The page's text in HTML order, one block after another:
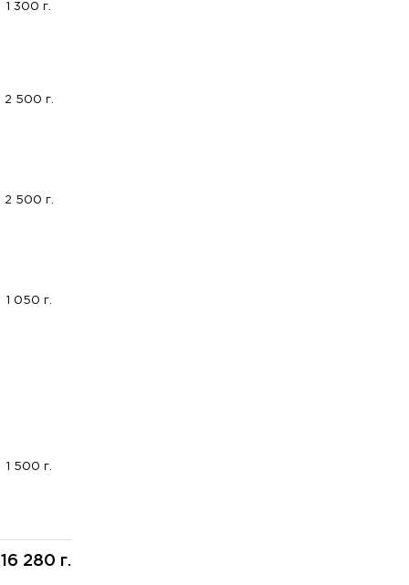
1 300 г.
2 500 г.
2 500 г.
1 050 г.
1 500 г.
16 280 г.